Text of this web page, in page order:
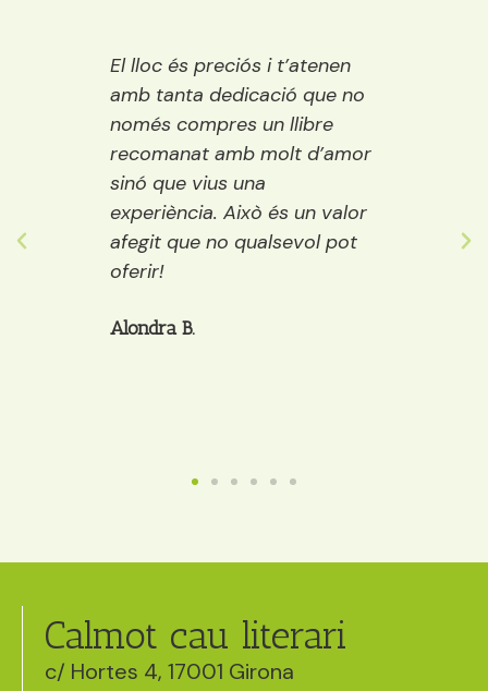
El lloc és preciós i t’atenen
amb tanta dedicació que no
només compres un llibre
recomanat amb molt d’amor
sinó que vius una
experiència. Això és un valor
afegit que no qualsevol pot
oferir!
Alondra B.
Calmot cau literari
c/ Hortes 4, 17001 Girona